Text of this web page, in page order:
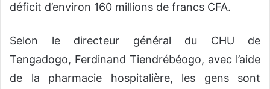
déficit d’environ 160 millions de francs CFA.
Selon le directeur général du CHU de
Tengadogo, Ferdinand Tiendrébéogo, avec l’aide
de la pharmacie hospitalière, les gens sont